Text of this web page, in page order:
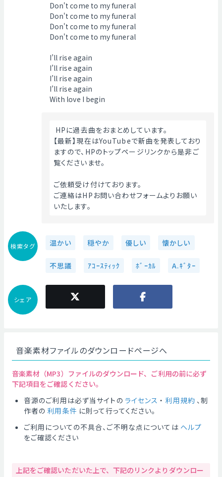
Don't come to my funeral
Don't come to my funeral
Don't come to my funeral
Don't come to my funeral
I’ll rise again
I’ll rise again
I’ll rise again
I’ll rise again
With love I begin
HPに過去曲をおまとめしています。
【最新】現在はYouTubeで新曲を発表しており
ますので、HPのトップページリンクから是非ご
覧くださいませ。
ご依頼受け付けております。
ご連絡はHPお問い合わせフォームよりお願い
いたします。
検索タグ 温かい 穏やか 優しい 懐かしい
不思議 ｱｺｰｽﾃｨｯｸ ﾎﾞｰｶﾙ A.ｷﾞﾀｰ
シェア
音楽素材ファイルのダウンロードページへ
音楽素材（MP3）ファイルのダウンロード、ご利用の前に必ず
下記項目をご確認ください。
音源のご利用は必ず当サイトの ライセンス ・ 利用規約 、制
作者の 利用条件 に則って行ってください。
ご利用についての不具合、ご不明な点については ヘルプ
をご確認ください
上記をご確認いただいた上で、下記のリンクよりダウンロー